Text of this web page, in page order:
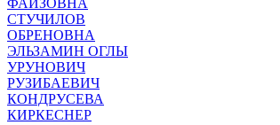
СТУЧИЛОВ
ОБРЕНОВНА
ЭЛЬЗАМИН ОГЛЫ
УРУНОВИЧ
РУЗИБАЕВИЧ
КОНДРУСЕВА
КИРКЕСНЕР